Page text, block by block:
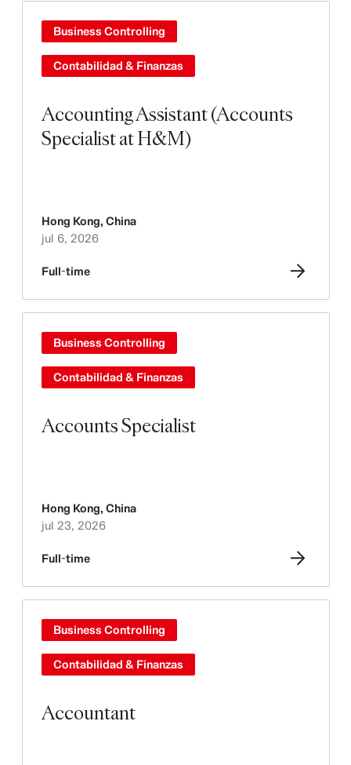
Accounting Assistant (Accounts
Specialist at H&M)
Business Controlling
Contabilidad & Finanzas
Hong Kong, China
jul 6, 2026
Full-time
Accounts Specialist
Business Controlling
Contabilidad & Finanzas
Hong Kong, China
jul 23, 2026
Full-time
Accountant
Business Controlling
Contabilidad & Finanzas